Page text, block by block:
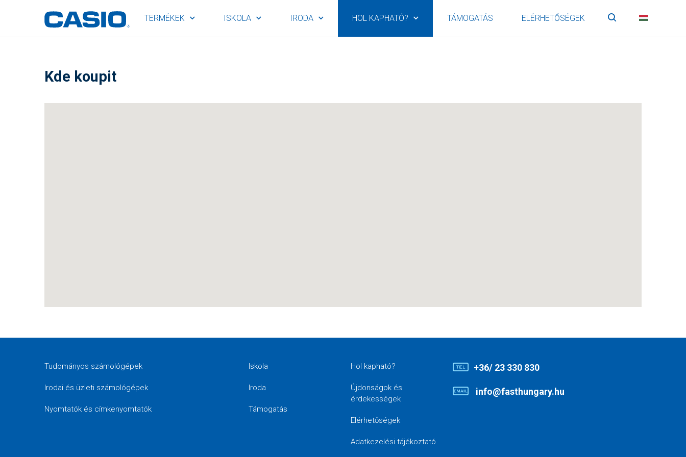
TERMÉKEK ISKOLA IRODA HOL KAPHATÓ? TÁMOGATÁS ELÉRHETŐSÉGEK Keresés
Kde koupit
Tudományos számológépek
Irodai és üzleti számológépek
Nyomtatók és címkenyomtatók
Iskola
Iroda
Támogatás
Hol kapható?
Újdonságok és
érdekességek
Elérhetőségek
Adatkezelési tájékoztató
+36/ 23 330 830
info@fasthungary.hu